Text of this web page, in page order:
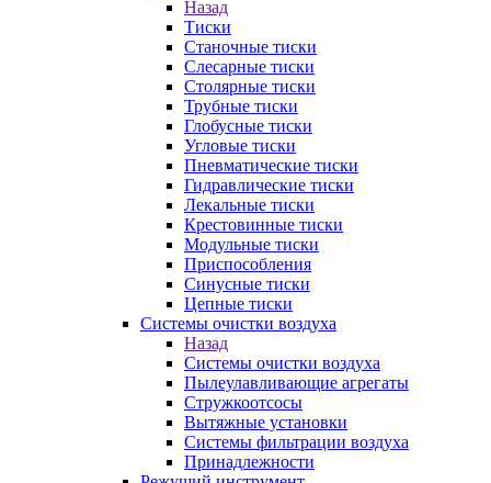
Назад
Тиски
Станочные тиски
Слесарные тиски
Столярные тиски
Трубные тиски
Глобусные тиски
Угловые тиски
Пневматические тиски
Гидравлические тиски
Лекальные тиски
Крестовинные тиски
Модульные тиски
Приспособления
Синусные тиски
Цепные тиски
Системы очистки воздуха
Назад
Системы очистки воздуха
Пылеулавливающие агрегаты
Стружкоотсосы
Вытяжные установки
Системы фильтрации воздуха
Принадлежности